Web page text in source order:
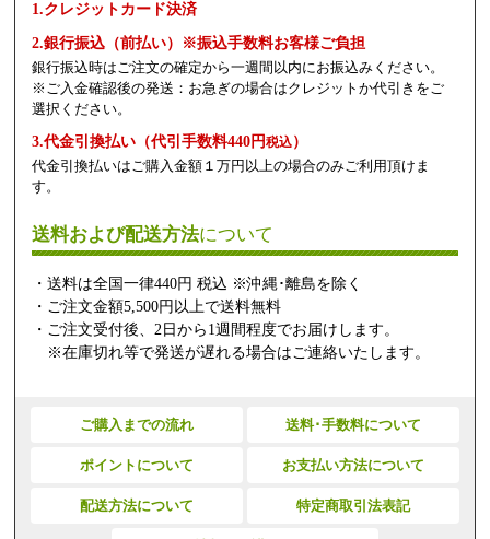
1.クレジットカード決済
2.銀行振込（前払い）※振込手数料お客様ご負担
銀行振込時はご注文の確定から一週間以内にお振込みください。
※ご入金確認後の発送：お急ぎの場合はクレジットか代引きをご
選択ください。
3.代金引換払い（代引手数料440円税込）
代金引換払いはご購入金額１万円以上の場合のみご利用頂けま
す。
送料および配送方法について
・送料は全国一律440円 税込 ※沖縄･離島を除く
・ご注文金額5,500円以上で送料無料
・ご注文受付後、2日から1週間程度でお届けします。
※在庫切れ等で発送が遅れる場合はご連絡いたします。
ご購入までの流れ 送料･手数料について
ポイントについて お支払い方法について
配送方法について 特定商取引法表記